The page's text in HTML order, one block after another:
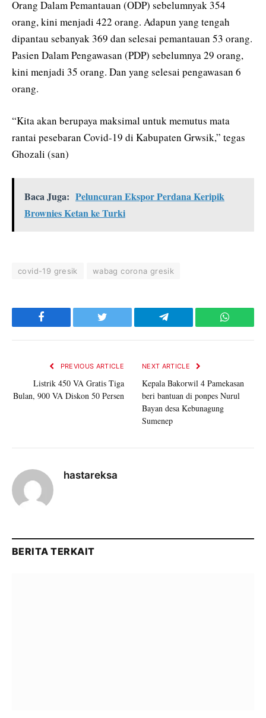
Orang Dalam Pemantauan (ODP) sebelumnyak 354
orang, kini menjadi 422 orang. Adapun yang tengah
dipantau sebanyak 369 dan selesai pemantauan 53 orang.
Pasien Dalam Pengawasan (PDP) sebelumnya 29 orang,
kini menjadi 35 orang. Dan yang selesai pengawasan 6
orang.
“Kita akan berupaya maksimal untuk memutus mata
rantai pesebaran Covid-19 di Kabupaten Grwsik,” tegas
Ghozali (san)
Baca Juga: Peluncuran Ekspor Perdana Keripik
Brownies Ketan ke Turki
covid-19 gresik wabag corona gresik
Facebook Twitter Telegram
PREVIOUS ARTICLE
Listrik 450 VA Gratis Tiga
Bulan, 900 VA Diskon 50 Persen
NEXT ARTICLE
Kepala Bakorwil 4 Pamekasan
beri bantuan di ponpes Nurul
Bayan desa Kebunagung
Sumenep
hastareksa
BERITA TERKAIT